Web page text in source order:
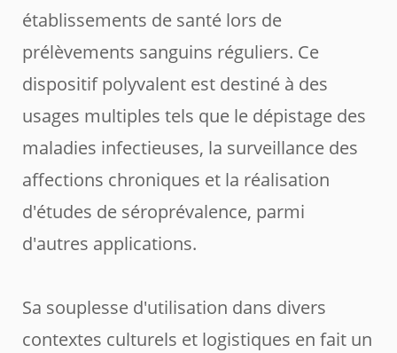
établissements de santé lors de
prélèvements sanguins réguliers. Ce
dispositif polyvalent est destiné à des
usages multiples tels que le dépistage des
maladies infectieuses, la surveillance des
affections chroniques et la réalisation
d'études de séroprévalence, parmi
d'autres applications.
Sa souplesse d'utilisation dans divers
contextes culturels et logistiques en fait un